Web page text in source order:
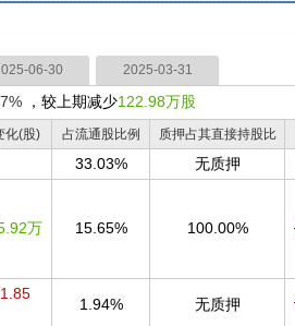
06-30 2025-03-31
，较上期减少122.98万股
化(股) 占流通股比例 质押占其直接持股比
33.03% 无质押
万 15.65% 100.00%
1.94% 无质押